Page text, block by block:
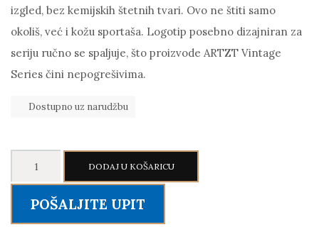
izgled, bez kemijskih štetnih tvari. Ovo ne štiti samo
okoliš, već i kožu sportaša. Logotip posebno dizajniran za
seriju ručno se spaljuje, što proizvode ARTZT Vintage
Series čini nepogrešivima.
Dostupno uz narudžbu
Vintage
navlaka
za
DODAJ U KOŠARICU
POŠALJITE UPIT